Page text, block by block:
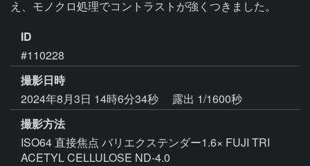
え、モノクロ処理でコントラストが強くつきました。
ID
#110228
撮影日時
2024年8月3日 14時6分34秒
露出 1/1600秒
撮影方法
ISO64 直接焦点 バリエクステンダー1.6× FUJI TRI
ACETYL CELLULOSE ND-4.0